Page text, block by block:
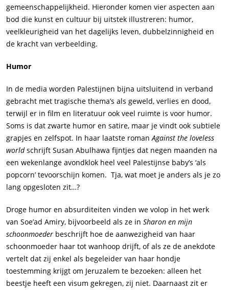
gemeenschappelijkheid. Hieronder komen vier aspecten aan
bod die kunst en cultuur bij uitstek illustreren: humor,
veelkleurigheid van het dagelijks leven, dubbelzinnigheid en
de kracht van verbeelding.
Humor
In de media worden Palestijnen bijna uitsluitend in verband
gebracht met tragische thema’s als geweld, verlies en dood,
terwijl er in film en literatuur ook veel ruimte is voor humor.
Soms is dat zwarte humor en satire, maar je vindt ook subtiele
grapjes en zelfspot. In haar laatste romanAgainst the loveless
worldschrijft Susan Abulhawa fijntjes dat negen maanden na
een wekenlange avondklok heel veel Palestijnse baby’s ‘als
popcorn’ tevoorschijn komen. Tja, wat moet je anders als je zo
lang opgesloten zit…?
Droge humor en absurditeiten vinden we volop in het werk
van Soe’ad Amiry, bijvoorbeeld als ze in Sharon en mijn
schoonmoeder beschrijft hoe de aanwezigheid van haar
schoonmoeder haar tot wanhoop drijft, of als ze de anekdote
vertelt dat zij enkel als begeleider van haar hondje
toestemming krijgt om Jeruzalem te bezoeken: alleen het
beestje heeft een visum gekregen, zij niet. Daarnaast zit er